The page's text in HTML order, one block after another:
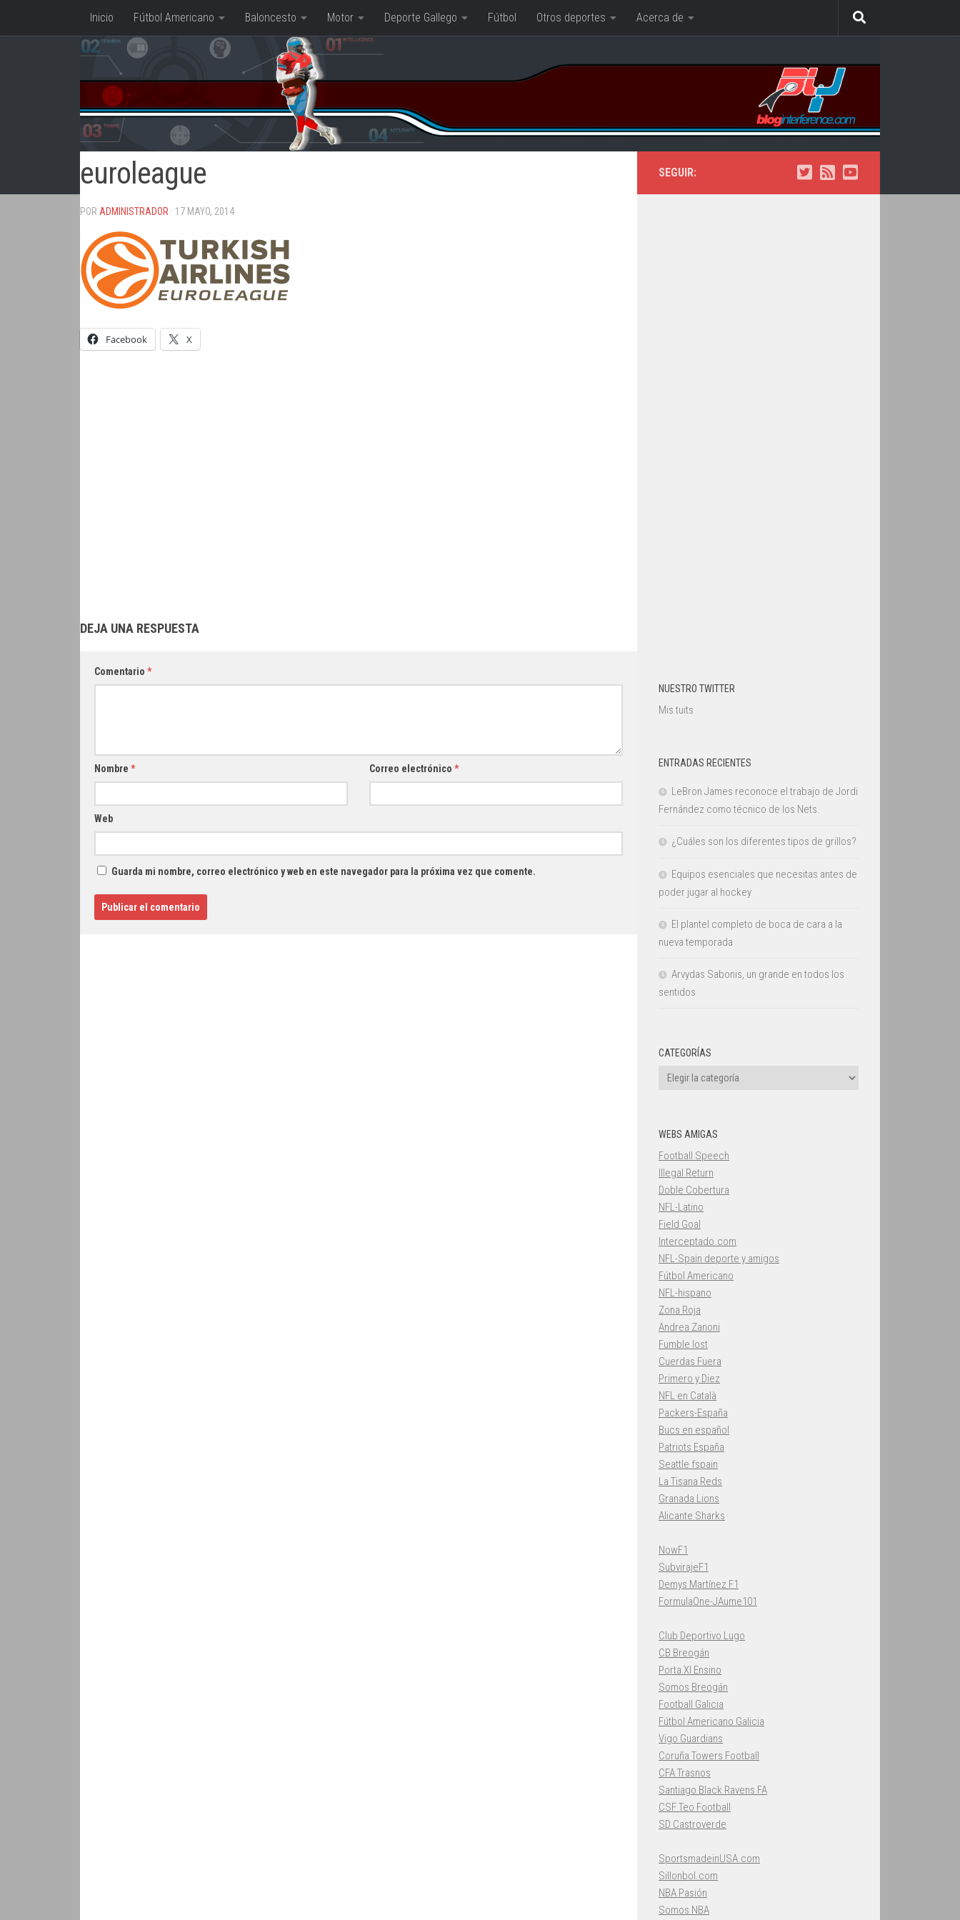
Saltar al contenido
Inicio Fútbol Americano Baloncesto Motor Deporte Gallego Fútbol Otros deportes Acerca de
euroleague
POR ADMINISTRADOR · 17 MAYO, 2014
Facebook X
DEJA UNA RESPUESTA
Comentario *
Nombre * Correo electrónico *
Web
Guarda mi nombre, correo electrónico y web en este navegador para la próxima vez que comente.
SEGUIR:
NUESTRO TWITTER
Mis tuits
ENTRADAS RECIENTES
LeBron James reconoce el trabajo de Jordi
Fernández como técnico de los Nets.
¿Cuáles son los diferentes tipos de grillos?
Equipos esenciales que necesitas antes de
poder jugar al hockey
El plantel completo de boca de cara a la
nueva temporada
Arvydas Sabonis, un grande en todos los
sentidos
CATEGORÍAS
Categorías
WEBS AMIGAS
Football Speech
Illegal Return
Doble Cobertura
NFL-Latino
Field Goal
Interceptado.com
NFL-Spain deporte y amigos
Fútbol Americano
NFL-hispano
Zona Roja
Andrea Zanoni
Fumble lost
Cuerdas Fuera
Primero y Diez
NFL en Català
Packers-España
Bucs en español
Patriots España
Seattle fspain
La Tisana Reds
Granada Lions
Alicante Sharks
NowF1
SubvirajeF1
Demys Martínez F1
FormulaOne-JAume101
Club Deportivo Lugo
CB Breogán
Porta XI Ensino
Somos Breogán
Football Galicia
Fútbol Americano Galicia
Vigo Guardians
Coruña Towers Football
CFA Trasnos
Santiago Black Ravens FA
CSF Teo Football
SD Castroverde
SportsmadeinUSA.com
Sillonbol.com
NBA Pasión
Somos NBA